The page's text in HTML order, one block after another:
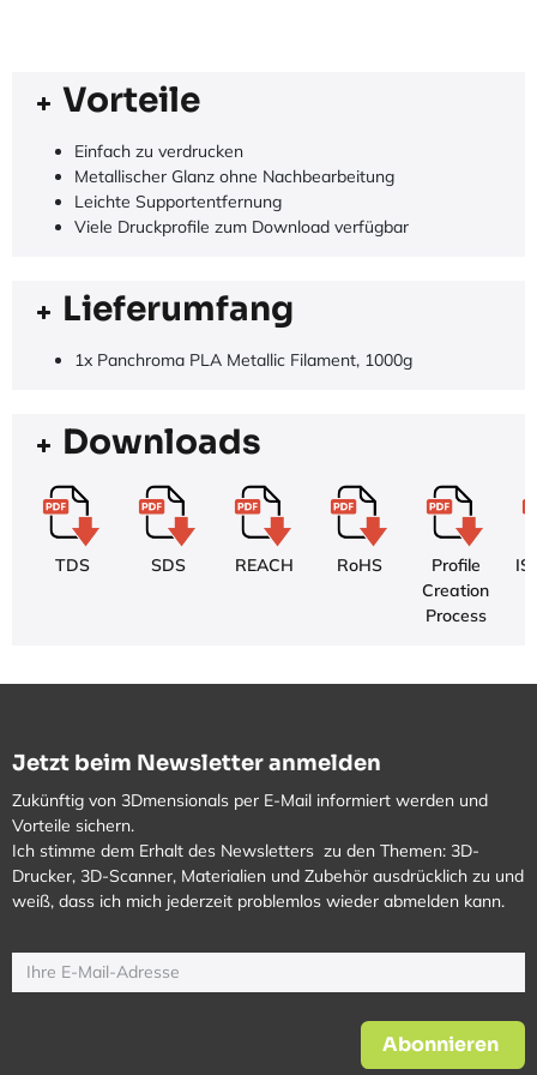
Vorteile
Einfach zu verdrucken
Metallischer Glanz ohne Nachbearbeitung
Leichte Supportentfernung
Viele Druckprofile zum Download verfügbar
Lieferumfang
1x Panchroma PLA Metallic Filament, 1000g
Downloads
TDS SDS REACH RoHS
Profile
Creation
Process
Jetzt beim Newsletter anmelden
Zukünftig von 3Dmensionals per E-Mail informiert werden und
Vorteile sichern.
Ich stimme dem Erhalt des Newsletters zu den Themen: 3D-
Drucker, 3D-Scanner, Materialien und Zubehör ausdrücklich zu und
weiß, dass ich mich jederzeit problemlos wieder abmelden kann.
Abonnieren